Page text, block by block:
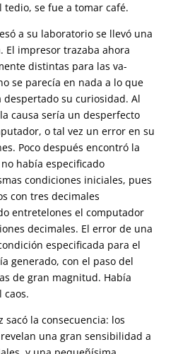
tedio, se fue a tomar café.
a su laboratorio se llevó una
El impresor trazaba ahora
distintas para las va­
se parecía en nada a lo que
su curiosidad. Al
causa sería un des­perfecto
o tal vez un error en su
Poco después encontró la
había espe­cificado
condiciones iniciales, pues
con tres decimales
entretelones el com­putador
decimales. El error de una
especificada para el
generado, con el paso del
de gran magnitud. Había
caos.
sacó la consecuencia: los
una gran sensibilidad a